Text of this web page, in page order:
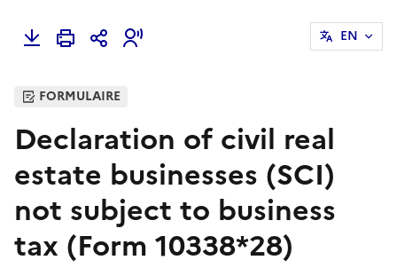
EN
FORMULAIRE
Declaration of civil real
estate businesses (SCI)
not subject to business
tax (Form 10338*28)